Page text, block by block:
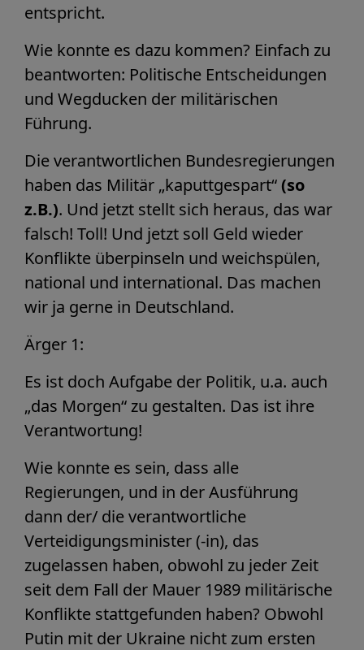
entspricht.
Wie konnte es dazu kommen? Einfach zu
beantworten: Politische Entscheidungen
und Wegducken der militärischen
Führung.
Die verantwortlichen Bundesregierungen
haben das Militär „kaputtgespart“ (so
z.B.). Und jetzt stellt sich heraus, das war
falsch! Toll! Und jetzt soll Geld wieder
Konflikte überpinseln und weichspülen,
national und international. Das machen
wir ja gerne in Deutschland.
Ärger 1:
Es ist doch Aufgabe der Politik, u.a. auch
„das Morgen“ zu gestalten. Das ist ihre
Verantwortung!
Wie konnte es sein, dass alle
Regierungen, und in der Ausführung
dann der/ die verantwortliche
Verteidigungsminister (-in), das
zugelassen haben, obwohl zu jeder Zeit
seit dem Fall der Mauer 1989 militärische
Konflikte stattgefunden haben? Obwohl
Putin mit der Ukraine nicht zum ersten